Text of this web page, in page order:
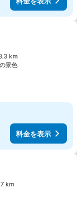
追加
km
景色料金を表示
料金を表示
追加
km